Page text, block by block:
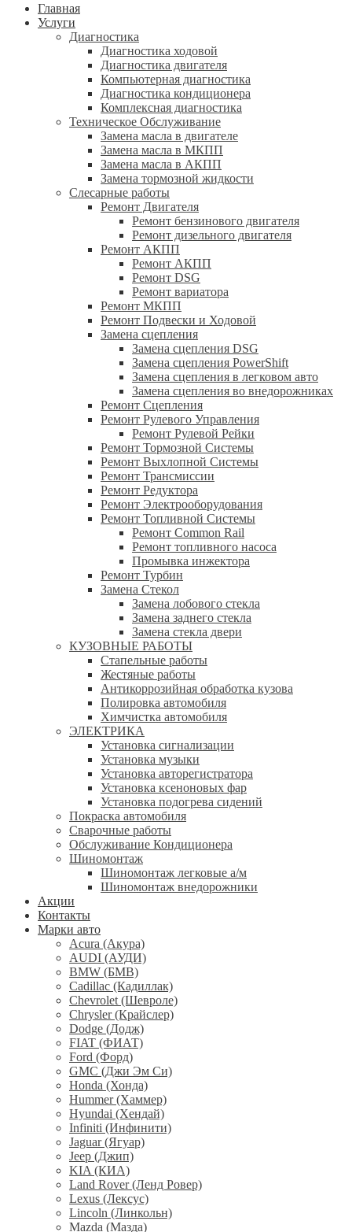
Главная
Услуги
Диагностика
Диагностика ходовой
Диагностика двигателя
Компьютерная диагностика
Диагностика кондиционера
Комплексная диагностика
Техническое Обслуживание
Замена масла в двигателе
Замена масла в МКПП
Замена масла в АКПП
Замена тормозной жидкости
Слесарные работы
Ремонт Двигателя
Ремонт бензинового двигателя
Ремонт дизельного двигателя
Ремонт АКПП
Ремонт АКПП
Ремонт DSG
Ремонт вариатора
Ремонт МКПП
Ремонт Подвески и Ходовой
Замена сцепления
Замена сцепления DSG
Замена сцепления PowerShift
Замена сцепления в легковом авто
Замена сцепления во внедорожниках
Ремонт Сцепления
Ремонт Рулевого Управления
Ремонт Рулевой Рейки
Ремонт Тормозной Системы
Ремонт Выхлопной Системы
Ремонт Трансмиссии
Ремонт Редуктора
Ремонт Электрооборудования
Ремонт Топливной Системы
Ремонт Common Rail
Ремонт топливного насоса
Промывка инжектора
Ремонт Турбин
Замена Стекол
Замена лобового стекла
Замена заднего стекла
Замена стекла двери
КУЗОВНЫЕ РАБОТЫ
Стапельные работы
Жестяные работы
Антикоррозийная обработка кузова
Полировка автомобиля
Химчистка автомобиля
ЭЛЕКТРИКА
Установка сигнализации
Установка музыки
Установка авторегистратора
Установка ксеноновых фар
Установка подогрева сидений
Покраска автомобиля
Сварочные работы
Обслуживание Кондиционера
Шиномонтаж
Шиномонтаж легковые а/м
Шиномонтаж внедорожники
Акции
Контакты
Марки авто
Acura (Акура)
AUDI (АУДИ)
BMW (БМВ)
Cadillac (Кадиллак)
Chevrolet (Шевроле)
Chrysler (Крайслер)
Dodge (Додж)
FIAT (ФИАТ)
Ford (Форд)
GMC (Джи Эм Си)
Honda (Хонда)
Hummer (Хаммер)
Hyundai (Хендай)
Infiniti (Инфинити)
Jaguar (Ягуар)
Jeep (Джип)
KIA (КИА)
Land Rover (Ленд Ровер)
Lexus (Лексус)
Lincoln (Линкольн)
Mazda (Мазда)